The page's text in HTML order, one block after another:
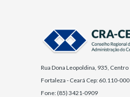
Rua Dona Leopoldina, 935, Centro
Fortaleza - Ceará Cep: 60.110-000
Fone: (85) 3421-0909